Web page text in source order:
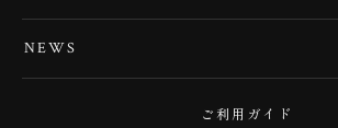
NEWS
ご利用ガイド